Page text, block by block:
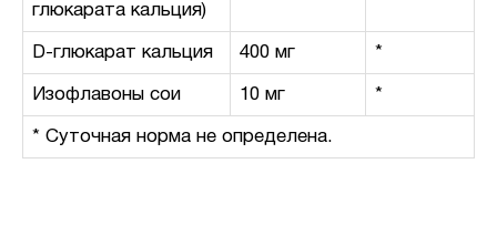
глюкарата кальция)
D-глюкарат кальция 400 мг *
Изофлавоны сои 10 мг *
* Суточная норма не определена.